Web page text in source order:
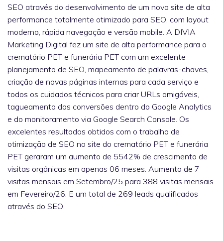
SEO através do desenvolvimento de um novo site de alta
performance totalmente otimizado para SEO, com layout
moderno, rápida navegação e versão mobile. A DIVIA
Marketing Digital fez um site de alta performance para o
crematório PET e funerária PET com um excelente
planejamento de SEO, mapeamento de palavras-chaves,
criação de novas páginas internas para cada serviço e
todos os cuidados técnicos para criar URLs amigáveis,
tagueamento das conversões dentro do Google Analytics
e do monitoramento via Google Search Console. Os
excelentes resultados obtidos com o trabalho de
otimização de SEO no site do crematório PET e funerária
PET geraram um aumento de 5542% de crescimento de
visitas orgânicas em apenas 06 meses. Aumento de 7
visitas mensais em Setembro/25 para 388 visitas mensais
em Fevereiro/26. E um total de 269 leads qualificados
através do SEO.